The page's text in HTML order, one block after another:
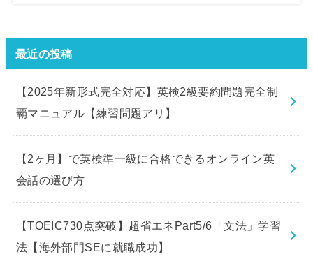
最近の投稿
【2025年新形式完全対応】英検2級要約問題完全制
覇マニュアル【練習問題アリ】
【2ヶ月】で英検準一級に合格できるオンライン英
会話の選び方
【TOEIC730点突破】超省エネPart5/6「文法」学習
法【海外部門SEに就職成功】